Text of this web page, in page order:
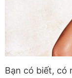
Bạn có biết, có